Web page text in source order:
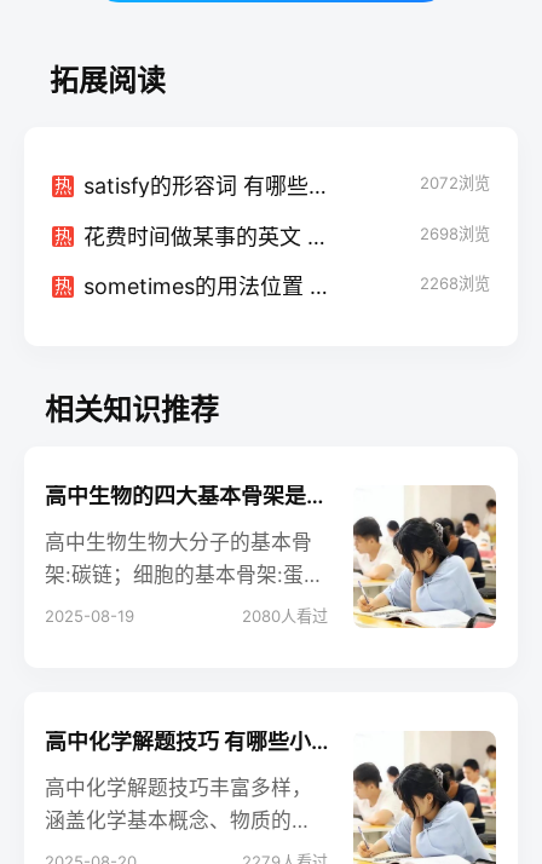
拓展阅读
热 satisfy的形容词 有哪些例句 2072浏览
热 花费时间做某事的英文 有哪些表达方式 2698浏览
热 sometimes的用法位置 具体怎么使用 2268浏览
相关知识推荐
高中生物的四大基本骨架是什么 相关知识整理
高中生物生物大分子的基本骨
架:碳链；细胞的基本骨架:蛋白
纤维；生物膜的基本骨架:磷脂
架。以下是小编整理的内容，
大家可以参考。
2025-08-19 2080人看过
高中化学解题技巧 有哪些小窍门
高中化学解题技巧丰富多样，
涵盖化学基本概念、物质的
量、守恒法、估算法、差量法